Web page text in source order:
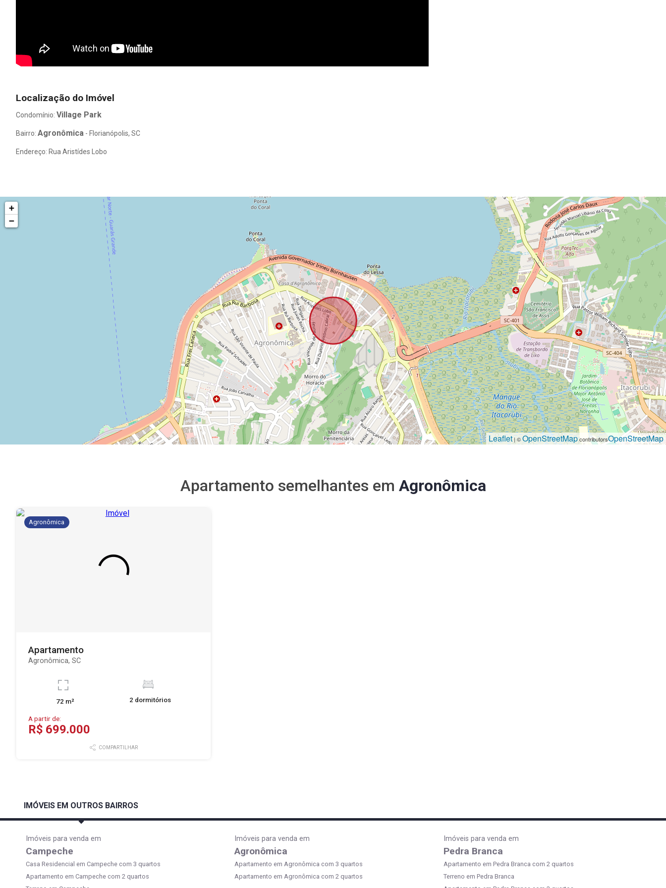
Localização do Imóvel
Condomínio: Village Park
Bairro: Agronômica - Florianópolis, SC
Endereço: Rua Aristídes Lobo
+
−
Leaflet| ©OpenStreetMapcontributorsOpenStreetMap
Apartamento semelhantes em Agronômica
Agronômica
Apartamento
Agronômica, SC
72 m² 2 dormitórios
A partir de:
R$ 699.000
COMPARTILHAR
IMÓVEIS EM OUTROS BAIRROS
Imóveis para venda em
Campeche
Casa Residencial em Campeche com 3 quartos
Apartamento em Campeche com 2 quartos
Imóveis para venda em
Agronômica
Apartamento em Agronômica com 3 quartos
Apartamento em Agronômica com 2 quartos
Imóveis para venda em
Pedra Branca
Apartamento em Pedra Branca com 2 quartos
Terreno em Pedra Branca